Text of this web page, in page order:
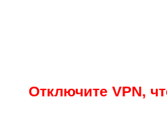
Отключите VPN,